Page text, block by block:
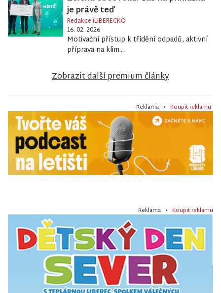
je právě teď
Redakce iLIBERECKO
16. 02. 2026
Motivační přístup k třídění odpadů, aktivní
příprava na klim...
Zobrazit další premium články
Reklama • Koupit reklamu
Reklama • Koupit reklamu